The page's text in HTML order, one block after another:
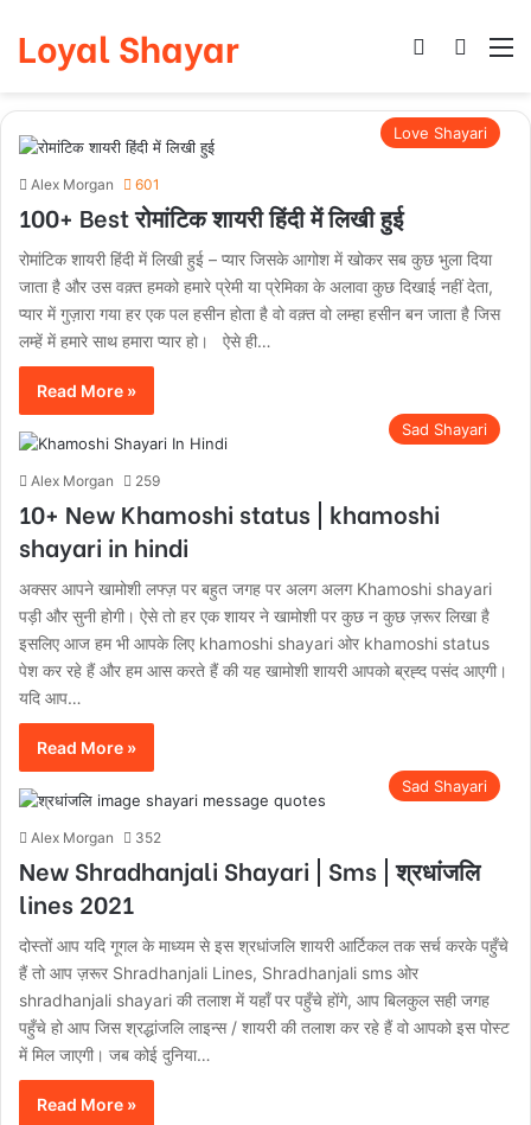
Loyal Shayar Log In
Love Shayari
Alex Morgan 601
100+ Best रोमांटिक शायरी हिंदी में लिखी हुई
रोमांटिक शायरी हिंदी में लिखी हुई – प्यार जिसके आगोश में खोकर सब कुछ भुला दिया
जाता है और उस वक़्त हमको हमारे प्रेमी या प्रेमिका के अलावा कुछ दिखाई नहीं देता,
प्यार में गुज़ारा गया हर एक पल हसीन होता है वो वक़्त वो लम्हा हसीन बन जाता है जिस
लम्हें में हमारे साथ हमारा प्यार हो। ऐसे ही…
Read More »
Sad Shayari
Alex Morgan 259
10+ New Khamoshi status | khamoshi
shayari in hindi
अक्सर आपने खामोशी लफ्ज़ पर बहुत जगह पर अलग अलग Khamoshi shayari
पड़ी और सुनी होगी। ऐसे तो हर एक शायर ने खामोशी पर कुछ न कुछ ज़रूर लिखा है
इसलिए आज हम भी आपके लिए khamoshi shayari ओर khamoshi status
पेश कर रहे हैं और हम आस करते हैं की यह खामोशी शायरी आपको ब्रह्द पसंद आएगी।
यदि आप…
Read More »
Sad Shayari
Alex Morgan 352
New Shradhanjali Shayari | Sms | श्रधांजलि
lines 2021
दोस्तों आप यदि गूगल के माध्यम से इस श्रधांजलि शायरी आर्टिकल तक सर्च करके पहुँचे
हैं तो आप ज़रूर Shradhanjali Lines, Shradhanjali sms ओर
shradhanjali shayari की तलाश में यहाँ पर पहुँचे होंगे, आप बिलकुल सही जगह
पहुँचे हो आप जिस श्रद्धांजलि लाइन्स / शायरी की तलाश कर रहे हैं वो आपको इस पोस्ट
में मिल जाएगी। जब कोई दुनिया…
Read More »